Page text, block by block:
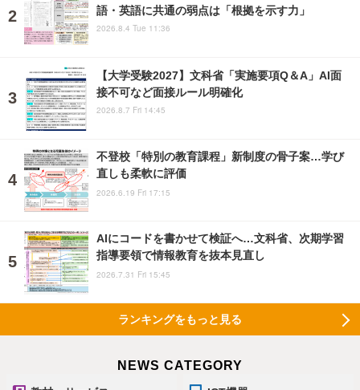
語・英語に共通の弱点は「根拠を示す力」
2026.8.4 Tue 11:36
【大学受験2027】文科省「実施要項Q＆A」AI面
接不可など面接ルール明確化
2026.8.7 Fri 14:45
不登校「特別の教育課程」新制度の骨子案…学び
直しも柔軟に評価
2026.6.19 Fri 17:15
AIにコードを書かせて検証へ…文科省、次期学習
指導要領で情報教育を抜本見直し
2026.7.31 Fri 15:45
ランキングをもっと見る
NEWS CATEGORY